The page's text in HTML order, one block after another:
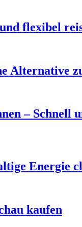
flexibel
Alternative
– Schnell
Energie
kaufen